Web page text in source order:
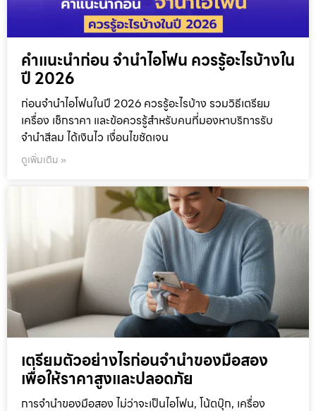
คำแนะนำก่อน จำนำไอโฟน ควรรู้อะไรบ้างใน
ปี 2026
ก่อนจำนำไอโฟนในปี 2026 ควรรู้อะไรบ้าง รวมวิธีเตรียม
เครื่อง เช็กราคา และข้อควรรู้สำหรับคนที่มองหาบริการรับ
จำนำสีลม ได้เงินไว เงื่อนไขชัดเจน
ดูเพิ่มเติม »
เตรียมตัวอย่างไรก่อนจำนำของมือสอง
เพื่อให้ราคาสูงและปลอดภัย
การจำนำของมือสอง ไม่ว่าจะเป็นไอโฟน, โน้ตบุ๊ก, เครื่อง